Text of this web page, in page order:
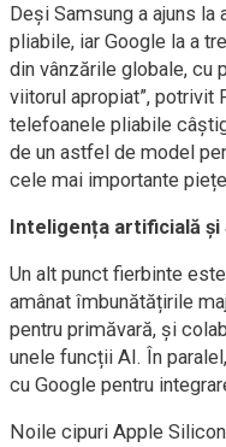
Deși Samsung a ajuns
pliabile, iar Google la a
din vânzările globale, cu
viitorul apropiat”, potrivit
telefoanele pliabile
de un astfel de model
cele mai importante
Inteligența artificială și
Un alt punct fierbinte
amânat îmbunătățirile
pentru primăvară, și
unele funcții AI. În
cu Google pentru
Noile cipuri Apple